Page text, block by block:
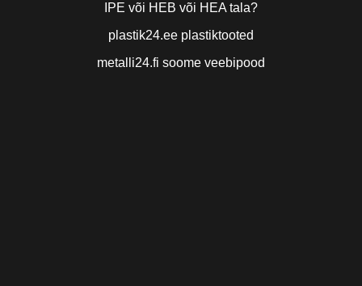
IPE või HEB või HEA tala?
plastik24.ee plastiktooted
metalli24.fi soome veebipood